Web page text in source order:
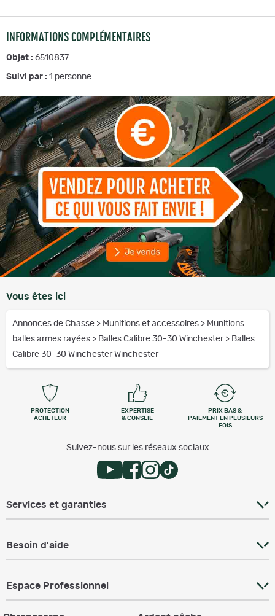
INFORMATIONS COMPLÉMENTAIRES
Objet : 6510837
Suivi par : 1 personne
Vous êtes ici
Annonces de Chasse > Munitions et accessoires > Munitions
balles armes rayées > Balles Calibre 30-30 Winchester > Balles
Calibre 30-30 Winchester Winchester
PROTECTION
ACHETEUR
EXPERTISE
& CONSEIL
PRIX BAS &
PAIEMENT EN PLUSIEURS
FOIS
Suivez-nous sur les réseaux sociaux
Services et garanties
Besoin d'aide
Espace Professionnel